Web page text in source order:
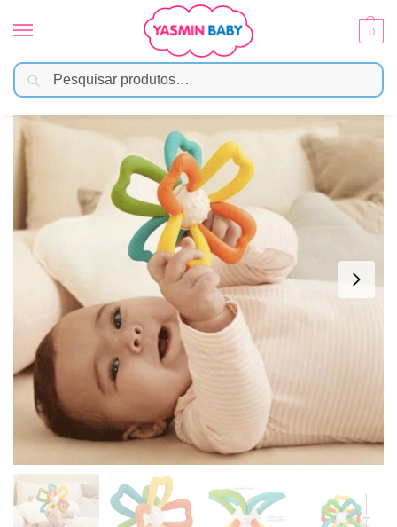
0
Início Brinquedos / Mordedor e Chocalho